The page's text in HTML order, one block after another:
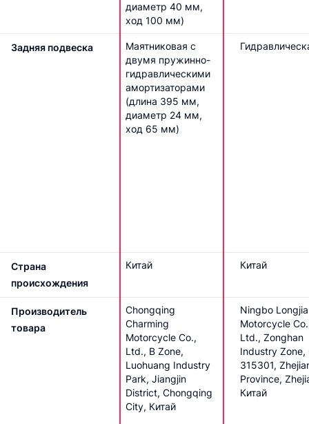
диаметр 40 мм,
ход 100 мм)
Задняя подвеска
Маятниковая с
двумя пружинно-
гидравлическими
амортизаторами
(длина 395 мм,
диаметр 24 мм,
ход 65 мм)
Страна
происхождения
Китай Китай
Производитель
товара
Chongqing
Charming
Motorcycle Co.,
Ltd., B Zone,
Luohuang Industry
Park, Jiangjin
District, Chongqing
City, Китай
Ningbo Longjia
Motorcycle
Ltd., Zonghan
Industry Zone,
315301,
Province,
Китай